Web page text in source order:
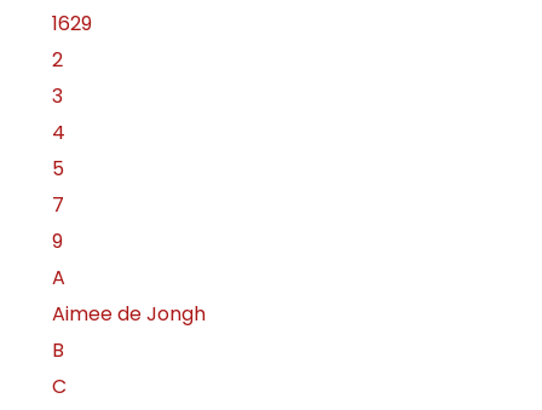
1629
2
3
4
5
7
9
A
Aimee de Jongh
B
C